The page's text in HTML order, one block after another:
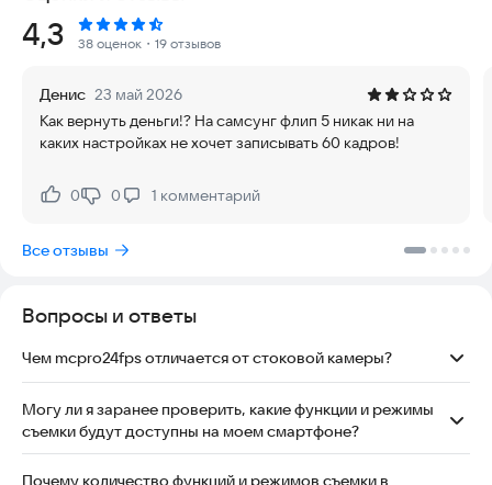
воспользоваться демо-версией mcpro24fps Demo:
https://bit.ly/mcpro24fpsrust-demo
Если у вас есть вопросы, пожалуйста, свяжитесь с нами:
Мы создали кинокамеру mcpro24fps эксклюзивно для
Android, и поэтому уверены, что приложение способно
телефона. Тысячи видеооператоров со всего мира уже
используют наше приложение для съемки
клипов, репортажей, рекламных роликов и всего, что
самых продвинутых видеооператоров:
устройств. Видео HLG / HDR10 HDR
★ Запись видео в формате Log без включения GPU, как на
"больших" камерах
★ Огромное количество режимов Log и Gamut для любой
ситуации
★ Технические LUTы для бесшовной интерпретации Log на
Рейтинг:
4,3 38 оценок ・19 отзывов
Денис 23 май 2026
Как вернуть деньги!? На самсунг флип 5 никак ни на
каких настройках не хочет записывать 60 кадров!
Нравится:
0Не нравится:
0 1 комментарий
Все отзывы
Вопросы и ответы
Чем mcpro24fps отличается от стоковой камеры?
Это приложение даёт больше контроля, чем стоковая
камера: профессиональные анализаторы, ручные, авто и
программируемые параметры фокуса, зума, баланса белого,
выдержки и ISO. Поддержка Log‑профилей, RAW [в
Лабораторном режиме], выбор кодеков и битрейта,
Могу ли я заранее проверить, какие функции и режимы
съемки будут доступны на моем смартфоне?
Да! Мы создали отдельное бесплатное приложение
mcpro24fps Demo, чтобы вы могли проверить, какие именно
Почему количество функций и режимов съемки в